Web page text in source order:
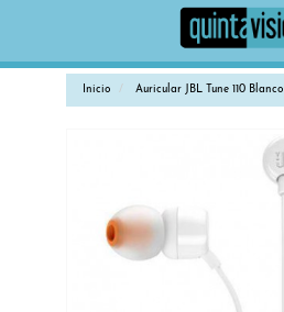
Inicio Auricular JBL Tune 110 Blanco